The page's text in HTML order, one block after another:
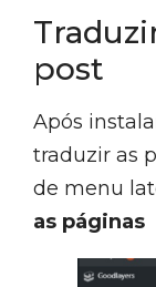
post
Após
traduzir as
de menu
as páginas